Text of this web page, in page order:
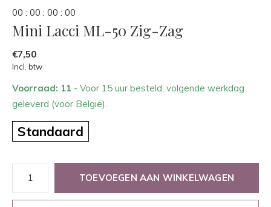
00 : 00 : 00 : 00
Mini Lacci ML-50 Zig-Zag
€7,50
Incl. btw
Voorraad: 11 - Voor 15 uur besteld, volgende werkdag
geleverd (voor België).
Standaard
TOEVOEGEN AAN WINKELWAGEN